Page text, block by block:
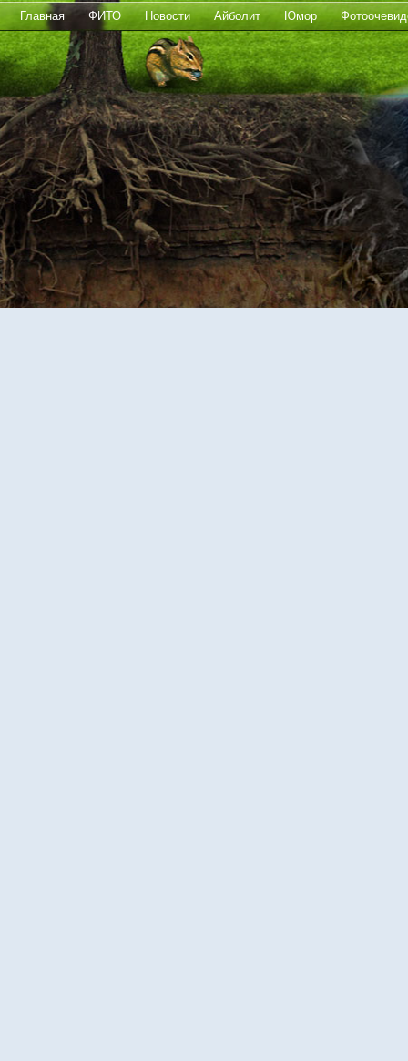
Главная ФИТО Новости Айболит Юмор